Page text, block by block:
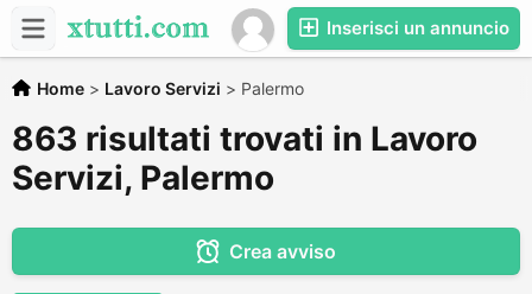
Inserisci un annuncio
Home > Lavoro Servizi > Palermo
863 risultati trovati in Lavoro
Servizi, Palermo
Crea avviso